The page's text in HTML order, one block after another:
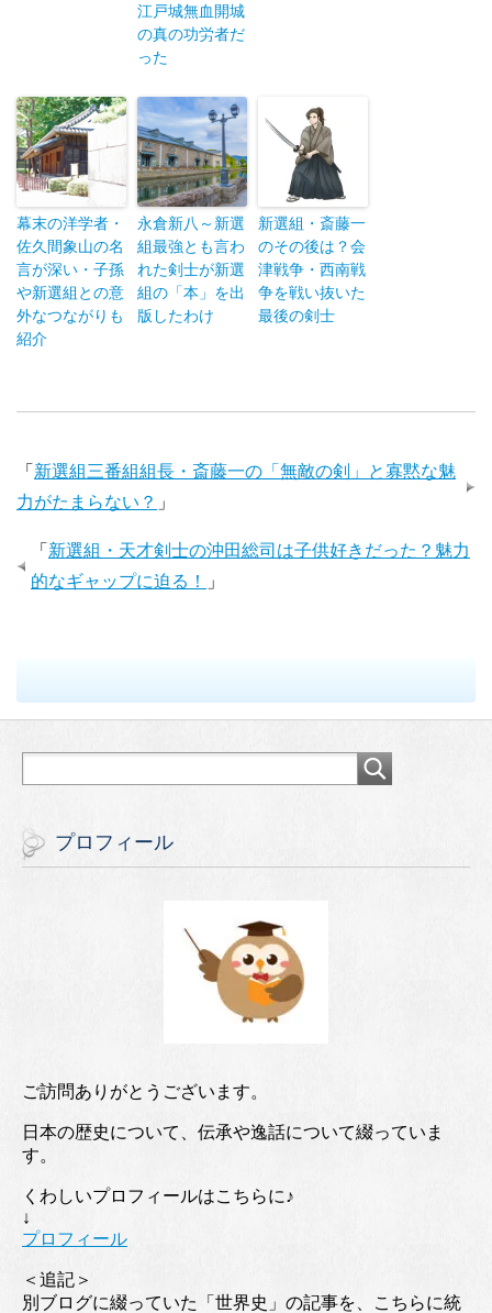
江戸城無血開城
の真の功労者だ
った
幕末の洋学者・
佐久間象山の名
言が深い・子孫
や新選組との意
外なつながりも
紹介
永倉新八～新選
組最強とも言わ
れた剣士が新選
組の「本」を出
版したわけ
新選組・斎藤一
のその後は？会
津戦争・西南戦
争を戦い抜いた
最後の剣士
「 新選組三番組組長・斎藤一の「無敵の剣」と寡黙な魅
力がたまらない？ 」
「 新選組・天才剣士の沖田総司は子供好きだった？魅力
的なギャップに迫る！
」
プロフィール
ご訪問ありがとうございます。
日本の歴史について、伝承や逸話について綴っていま
す。
くわしいプロフィールはこちらに♪
↓
プロフィール
＜追記＞
別ブログに綴っていた「世界史」の記事を、こちらに統